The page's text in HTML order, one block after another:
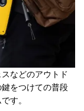
などのアウトド
をつけての普段
す。